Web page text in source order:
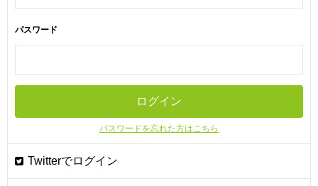
パスワード
パスワードを忘れた方はこちら